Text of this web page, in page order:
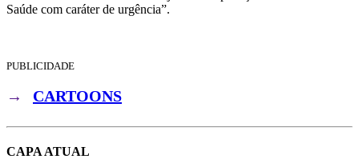
Saúde com caráter de urgência”.
PUBLICIDADE
→ CARTOONS
CAPA ATUAL